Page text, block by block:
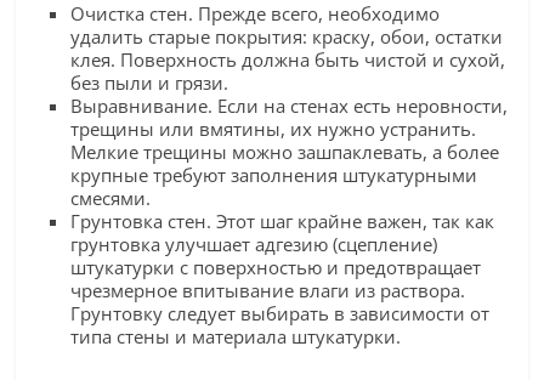
Очистка стен. Прежде всего, необходимо
удалить старые покрытия: краску, обои, остатки
клея. Поверхность должна быть чистой и сухой,
без пыли и грязи.
Выравнивание. Если на стенах есть неровности,
трещины или вмятины, их нужно устранить.
Мелкие трещины можно зашпаклевать, а более
крупные требуют заполнения штукатурными
смесями.
Грунтовка стен. Этот шаг крайне важен, так как
грунтовка улучшает адгезию (сцепление)
штукатурки с поверхностью и предотвращает
чрезмерное впитывание влаги из раствора.
Грунтовку следует выбирать в зависимости от
типа стены и материала штукатурки.